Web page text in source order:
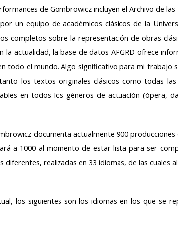
de Gombrowicz incluyen el Archivo de
un equipo de académicos clásicos de la
completos sobre la representación de obras
actualidad, la base de datos APGRD ofrece
todo el mundo. Algo significativo para mi trabajo
los textos originales clásicos como todas las
en todos los géneros de actuación (ópera,
documenta actualmente 900
a 1000 al momento de estar lista para ser
diferentes, realizadas en 33 idiomas, de las cuales
los siguientes son los idiomas en los que se